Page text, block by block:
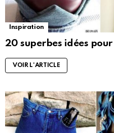
Inspiration
20 superbes idées
VOIR L'ARTICLE